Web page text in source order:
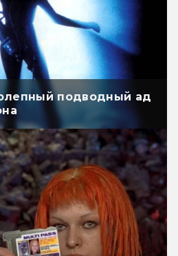
подводный ад